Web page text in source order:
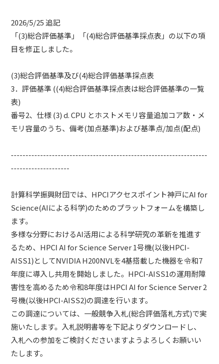
2026/5/25 追記
「(3)総合評価基準」「(4)総合評価基準採点表」の以下の項
目を修正しました。
(3)総合評価基準及び(4)総合評価基準採点表
3．評価基準 ((4)総合評価基準採点表は総合評価基準の一覧
表)
番号2、仕様 (3) d. CPU とホストメモリ容量追加コア数・メ
モリ容量のうち、備考(加点基準)および基準点/加点(配点)
-------------------------------------------------------------------
--------------------
計算科学振興財団では、HPCIアクセスポイント神戸にAI for
Science(AIによる科学)のためのプラットフォームを構築し
ます。
多様な分野におけるAI活用による科学研究の革新を推進す
るため、HPCI AI for Science Server 1号機(以後HPCI-
AISS1)としてNVIDIA H200NVLを4基搭載した機器を令和7
年度に導入し共用を開始しました。HPCI-AISS1の運用耐障
害性を高めるため令和8年度はHPCI AI for Science Server 2
号機(以後HPCI-AISS2)の調達を行います。
この調達については、一般競争入札(総合評価落札方式)で実
施いたします。入札説明書等を下記よりダウンロードし、
入札への参加をご検討くださいますようよろしくお願いい
たします。